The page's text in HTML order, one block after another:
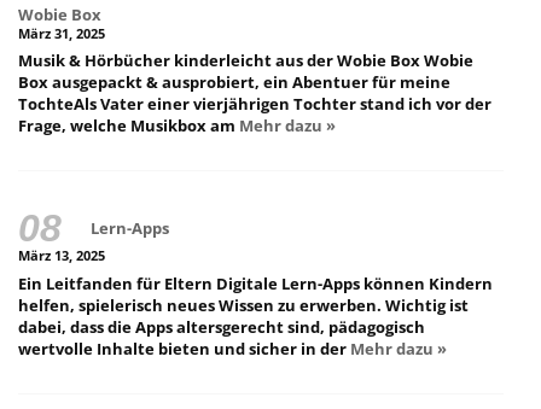
Wobie Box
März 31, 2025
Musik & Hörbücher kinderleicht aus der Wobie Box Wobie
Box ausgepackt & ausprobiert, ein Abentuer für meine
TochteAls Vater einer vierjährigen Tochter stand ich vor der
Frage, welche Musikbox am Mehr dazu »
Lern-Apps
März 13, 2025
Ein Leitfanden für Eltern Digitale Lern-Apps können Kindern
helfen, spielerisch neues Wissen zu erwerben. Wichtig ist
dabei, dass die Apps altersgerecht sind, pädagogisch
wertvolle Inhalte bieten und sicher in der Mehr dazu »